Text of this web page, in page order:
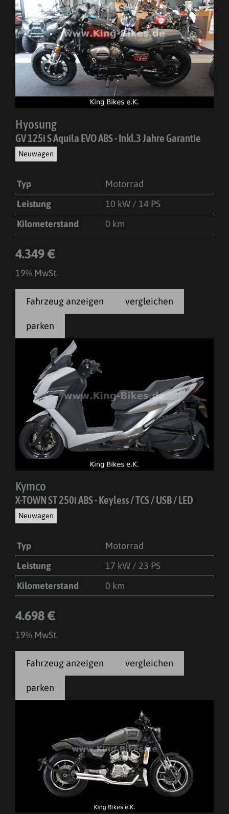
Hyosung
GV 125i S Aquila EVO ABS - Inkl.3 Jahre Garantie
Neuwagen
Typ
Motorrad
Leistung
10 kW / 14 PS
Kilometerstand
0 km
4.349 €
19% MwSt.
Fahrzeug anzeigen vergleichen
parken
Kymco
X-TOWN ST 250i ABS - Keyless / TCS / USB / LED
Neuwagen
Typ
Motorrad
Leistung
17 kW / 23 PS
Kilometerstand
0 km
4.698 €
19% MwSt.
Fahrzeug anzeigen vergleichen
parken